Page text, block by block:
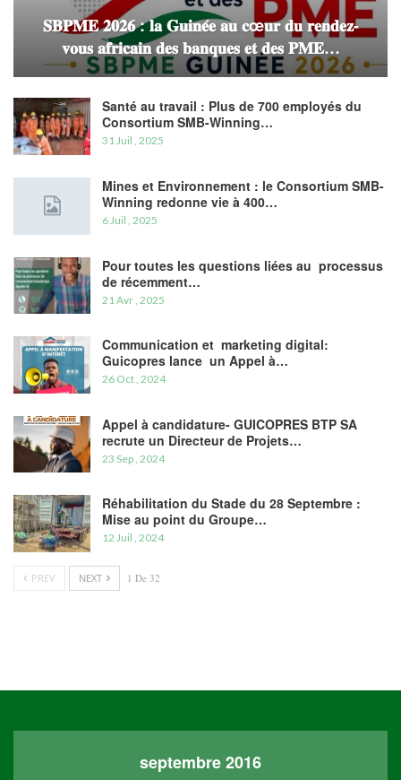
𝐒𝐁𝐏𝐌𝐄 𝟐𝟎𝟐𝟔 : 𝐥𝐚 𝐆𝐮𝐢𝐧𝐞́𝐞 𝐚𝐮 𝐜œ𝐮𝐫 𝐝𝐮 𝐫𝐞𝐧𝐝𝐞𝐳-
𝐯𝐨𝐮𝐬 𝐚𝐟𝐫𝐢𝐜𝐚𝐢𝐧 𝐝𝐞𝐬 𝐛𝐚𝐧𝐪𝐮𝐞𝐬 𝐞𝐭 𝐝𝐞𝐬 𝐏𝐌𝐄…
Santé au travail : Plus de 700 employés du
Consortium SMB-Winning…
31 Juil , 2025
Mines et Environnement : le Consortium SMB-
Winning redonne vie à 400…
6 Juil , 2025
Pour toutes les questions liées au processus
de récemment…
21 Avr , 2025
Communication et marketing digital:
Guicopres lance un Appel à…
26 Oct , 2024
Appel à candidature- GUICOPRES BTP SA
recrute un Directeur de Projets…
23 Sep , 2024
Réhabilitation du Stade du 28 Septembre :
Mise au point du Groupe…
12 Juil , 2024
PREV NEXT 1 De 32
septembre 2016